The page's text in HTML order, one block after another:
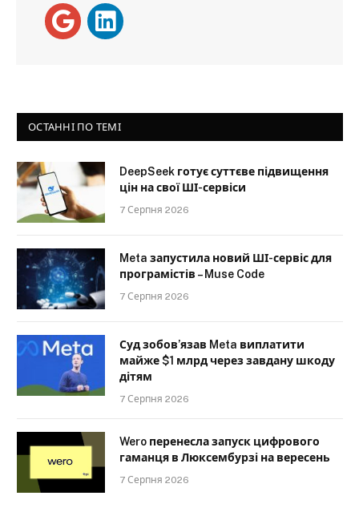
ОСТАННІ ПО ТЕМІ
DeepSeek готує суттєве підвищення
цін на свої ШІ-сервіси
7 Серпня 2026
Meta запустила новий ШІ-сервіс для
програмістів – Muse Code
7 Серпня 2026
Суд зобов’язав Meta виплатити
майже $1 млрд через завдану шкоду
дітям
7 Серпня 2026
Wero перенесла запуск цифрового
гаманця в Люксембурзі на вересень
7 Серпня 2026